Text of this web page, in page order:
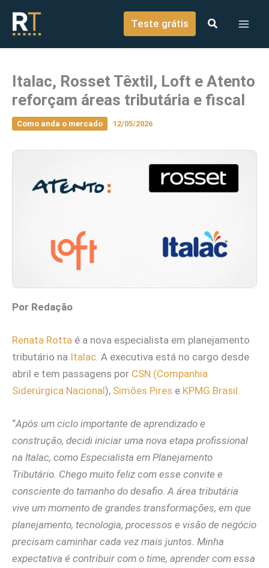
conteúdo
Teste grátis
Italac, Rosset Têxtil, Loft e Atento
reforçam áreas tributária e fiscal
Como anda o mercado 12/05/2026
Por Redação
Renata Rotta é a nova especialista em planejamento
tributário na Italac. A executiva está no cargo desde
abril e tem passagens por CSN (Companhia
Siderúrgica Nacional), Simões Pires e KPMG Brasil.
“Após um ciclo importante de aprendizado e
construção, decidi iniciar uma nova etapa profissional
na Italac, como Especialista em Planejamento
Tributário. Chego muito feliz com esse convite e
consciente do tamanho do desafio. A área tributária
vive um momento de grandes transformações, em que
planejamento, tecnologia, processos e visão de negócio
precisam caminhar cada vez mais juntos. Minha
expectativa é contribuir com o time, aprender com essa